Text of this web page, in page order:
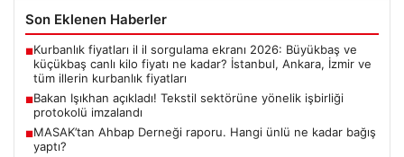
Son Eklenen Haberler
■Kurbanlık fiyatları il il sorgulama ekranı 2026: Büyükbaş ve
küçükbaş canlı kilo fiyatı ne kadar? İstanbul, Ankara, İzmir ve
tüm illerin kurbanlık fiyatları
■Bakan Işıkhan açıkladı! Tekstil sektörüne yönelik işbirliği
protokolü imzalandı
■MASAK’tan Ahbap Derneği raporu. Hangi ünlü ne kadar bağış
yaptı?